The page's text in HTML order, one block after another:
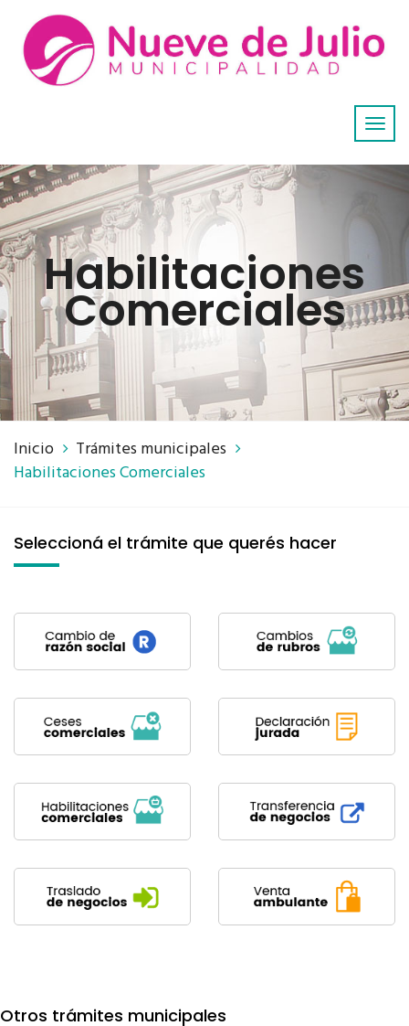
Habilitaciones
Comerciales
Inicio
Trámites municipales
Habilitaciones Comerciales
Seleccioná el trámite que querés hacer
Otros trámites municipales